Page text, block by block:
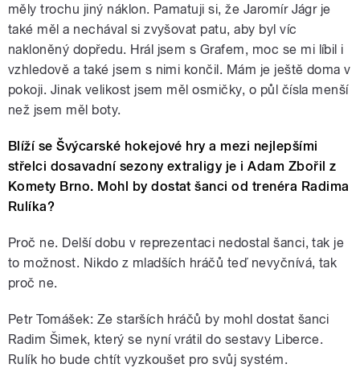
měly trochu jiný náklon. Pamatuji si, že Jaromír Jágr je
také měl a nechával si zvyšovat patu, aby byl víc
nakloněný dopředu. Hrál jsem s Grafem, moc se mi líbil i
vzhledově a také jsem s nimi končil. Mám je ještě doma v
pokoji. Jinak velikost jsem měl osmičky, o půl čísla menší
než jsem měl boty.
Blíží se Švýcarské hokejové hry a mezi nejlepšími
střelci dosavadní sezony extraligy je i Adam Zbořil z
Komety Brno. Mohl by dostat šanci od trenéra Radima
Rulíka?
Proč ne. Delší dobu v reprezentaci nedostal šanci, tak je
to možnost. Nikdo z mladších hráčů teď nevyčnívá, tak
proč ne.
Petr Tomášek: Ze starších hráčů by mohl dostat šanci
Radim Šimek, který se nyní vrátil do sestavy Liberce.
Rulík ho bude chtít vyzkoušet pro svůj systém.